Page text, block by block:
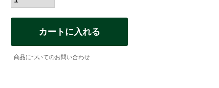
カートに入れる
商品についてのお問い合わせ